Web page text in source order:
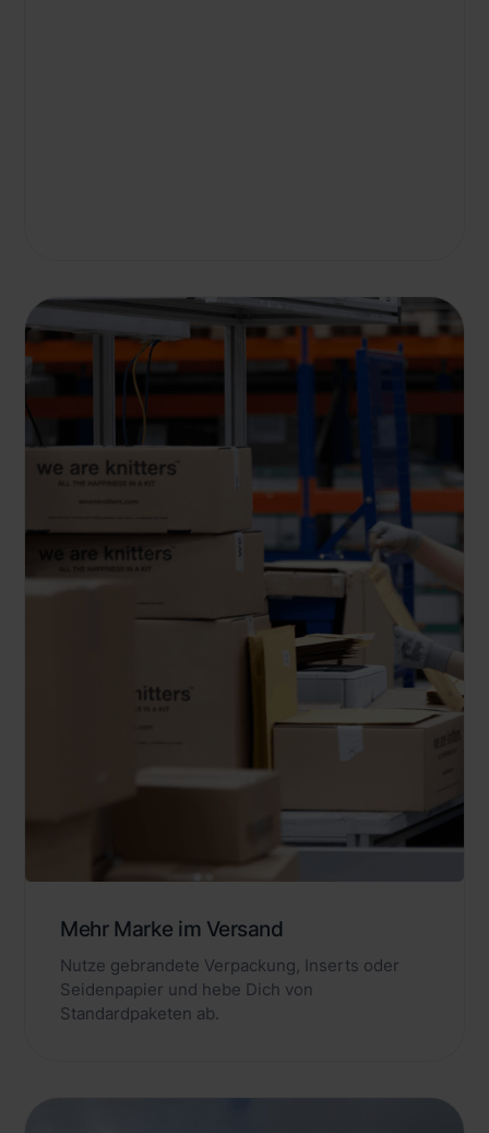
Mehr Marke im Versand
Nutze gebrandete Verpackung, Inserts oder
Seidenpapier und hebe Dich von
Standardpaketen ab.